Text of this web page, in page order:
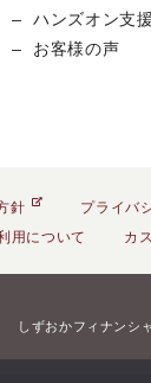
ハンズオン支援
お客様の声
針 プライバ
用について
カ
しずおかフィナンシ